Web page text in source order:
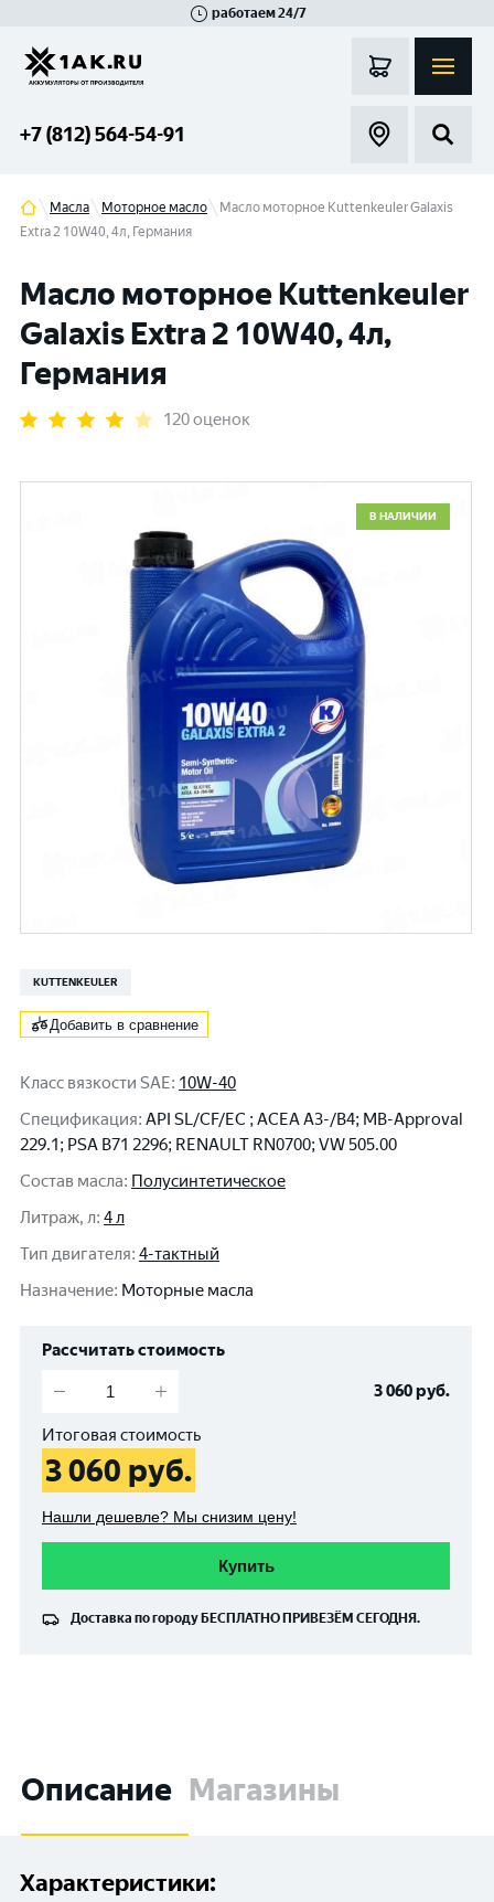
работаем 24/7
+7 (812) 564-54-91
Масла Моторное масло
Масло моторное Kuttenkeuler Galaxis
Extra 2 10W40, 4л, Германия
Масло моторное Kuttenkeuler
Galaxis Extra 2 10W40, 4л,
Германия
120 оценок
В НАЛИЧИИ
KUTTENKEULER
Добавить в сравнение
Класс вязкости SAE: 10W-40
Спецификация: API SL/CF/EC ; ACEA A3-/B4; MB-Approval
229.1; PSA B71 2296; RENAULT RN0700; VW 505.00
Состав масла: Полусинтетическое
Литраж, л: 4 л
Тип двигателя: 4-тактный
Назначение: Моторные масла
Рассчитать стоимость
3 060руб.
Итоговая стоимость
3 060 руб.
Нашли дешевле? Мы снизим цену!
Купить
Доставка по городу БЕСПЛАТНО ПРИВЕЗЁМ СЕГОДНЯ.
Описание Магазины
Характеристики:
Гатчина